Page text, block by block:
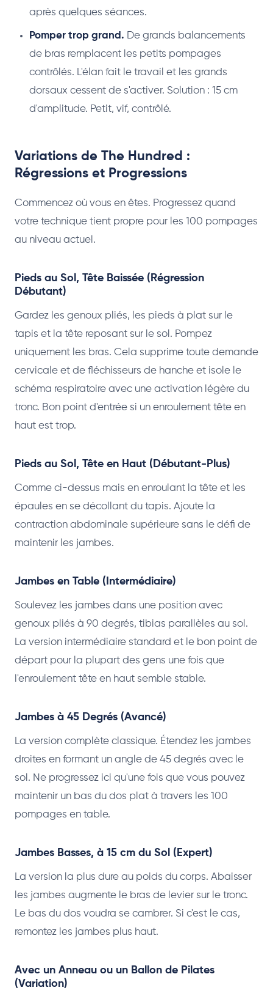
après quelques séances.
Pomper trop grand. De grands balancements
de bras remplacent les petits pompages
contrôlés. L'élan fait le travail et les grands
dorsaux cessent de s'activer. Solution : 15 cm
d'amplitude. Petit, vif, contrôlé.
Variations de The Hundred :
Régressions et Progressions
Commencez où vous en êtes. Progressez quand
votre technique tient propre pour les 100 pompages
au niveau actuel.
Pieds au Sol, Tête Baissée (Régression
Débutant)
Gardez les genoux pliés, les pieds à plat sur le
tapis et la tête reposant sur le sol. Pompez
uniquement les bras. Cela supprime toute demande
cervicale et de fléchisseurs de hanche et isole le
schéma respiratoire avec une activation légère du
tronc. Bon point d'entrée si un enroulement tête en
haut est trop.
Pieds au Sol, Tête en Haut (Débutant-Plus)
Comme ci-dessus mais en enroulant la tête et les
épaules en se décollant du tapis. Ajoute la
contraction abdominale supérieure sans le défi de
maintenir les jambes.
Jambes en Table (Intermédiaire)
Soulevez les jambes dans une position avec
genoux pliés à 90 degrés, tibias parallèles au sol.
La version intermédiaire standard et le bon point de
départ pour la plupart des gens une fois que
l'enroulement tête en haut semble stable.
Jambes à 45 Degrés (Avancé)
La version complète classique. Étendez les jambes
droites en formant un angle de 45 degrés avec le
sol. Ne progressez ici qu'une fois que vous pouvez
maintenir un bas du dos plat à travers les 100
pompages en table.
Jambes Basses, à 15 cm du Sol (Expert)
La version la plus dure au poids du corps. Abaisser
les jambes augmente le bras de levier sur le tronc.
Le bas du dos voudra se cambrer. Si c'est le cas,
remontez les jambes plus haut.
Avec un Anneau ou un Ballon de Pilates
(Variation)